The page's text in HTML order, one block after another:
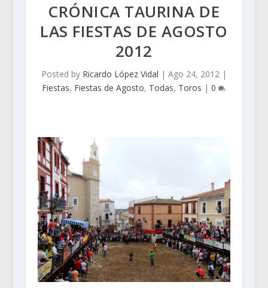
CRÓNICA TAURINA DE
LAS FIESTAS DE AGOSTO
2012
Posted by Ricardo López Vidal | Ago 24, 2012|
Fiestas, Fiestas de Agosto, Todas, Toros |0